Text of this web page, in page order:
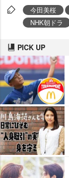
今田美桜
NHK朝ドラ
PICK UP